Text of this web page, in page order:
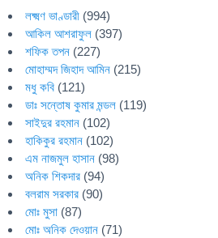
লক্ষ্মণ ভাণ্ডারী (994)
আকিল আশরাফুল (397)
শফিক তপন (227)
মোহাম্মদ জিহাদ আমিন (215)
মধু কবি (121)
ডাঃ সন্তোষ কুমার মন্ডল (119)
সাইদুর রহমান (102)
হাকিকুর রহমান (102)
এম নাজমুল হাসান (98)
অনিক শিকদার (94)
বলরাম সরকার (90)
মোঃ মুসা (87)
মোঃ অনিক দেওয়ান (71)